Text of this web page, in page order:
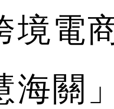
境電
海關